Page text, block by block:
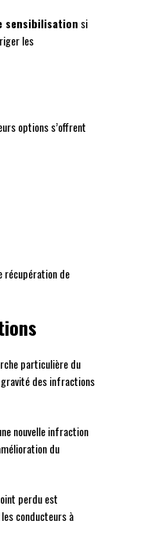
sensibilisation si
les
options s’offrent
récupération de
particulière du
des infractions
nouvelle infraction
du
perdu est
conducteurs à